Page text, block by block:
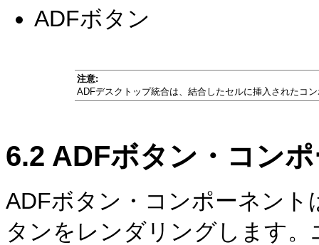
ADFボタン
注意:
ADFデスクトップ統合は、結合したセルに挿入されたコ
6.2 ADFボタン・コン
ADFボタン・コンポーネン
タンをレンダリングします